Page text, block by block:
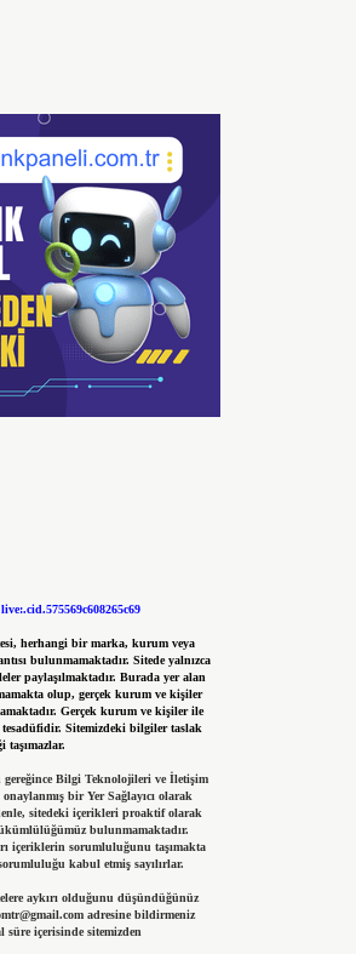
herhangi bir marka, kurum veya
bulunmamaktadır. Sitede yalnızca
paylaşılmaktadır. Burada yer alan
olup, gerçek kurum ve kişiler
Gerçek kurum ve kişiler ile
Sitemizdeki bilgiler taslak
taşımazlar.
gereğince Bilgi Teknolojileri ve İletişim
bir Yer Sağlayıcı olarak
sitedeki içerikleri proaktif olarak
bulunmamaktadır.
içeriklerin sorumluluğunu taşımakta
kabul etmiş sayılırlar.
aykırı olduğunu düşündüğünüz
adresine bildirmeniz
içerisinde sitemizden